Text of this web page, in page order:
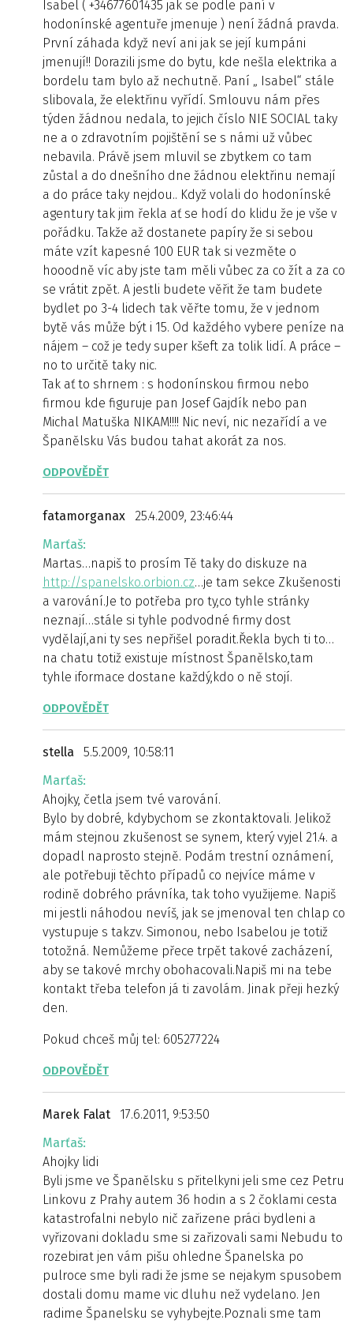
Isabel ( +34677601435 jak se podle paní v
hodonínské agentuře jmenuje ) není žádná pravda.
První záhada když neví ani jak se její kumpáni
jmenují!! Dorazili jsme do bytu, kde nešla elektrika a
bordelu tam bylo až nechutně. Paní „ Isabel“ stále
slibovala, že elektřinu vyřídí. Smlouvu nám přes
týden žádnou nedala, to jejich číslo NIE SOCIAL taky
ne a o zdravotním pojištění se s námi už vůbec
nebavila. Právě jsem mluvil se zbytkem co tam
zůstal a do dnešního dne žádnou elektřinu nemají
a do práce taky nejdou.. Když volali do hodonínské
agentury tak jim řekla ať se hodí do klidu že je vše v
pořádku. Takže až dostanete papíry že si sebou
máte vzít kapesné 100 EUR tak si vezměte o
hooodně víc aby jste tam měli vůbec za co žít a za co
se vrátit zpět. A jestli budete věřit že tam budete
bydlet po 3-4 lidech tak věřte tomu, že v jednom
bytě vás může být i 15. Od každého vybere peníze na
nájem – což je tedy super kšeft za tolik lidí. A práce –
no to určitě taky nic.
Tak ať to shrnem : s hodonínskou firmou nebo
firmou kde figuruje pan Josef Gajdík nebo pan
Michal Matuška NIKAM!!!! Nic neví, nic nezařídí a ve
Španělsku Vás budou tahat akorát za nos.
ODPOVĚDĚT
fatamorganax
25.4.2009, 23:46:44
Marťaš:
Martas…napiš to prosím Tě taky do diskuze na
http://spanelsko.orbion.cz…je tam sekce Zkušenosti
a varování.Je to potřeba pro ty,co tyhle stránky
neznají…stále si tyhle podvodné firmy dost
vydělají,ani ty ses nepřišel poradit.Řekla bych ti to…
na chatu totiž existuje místnost Španělsko,tam
tyhle iformace dostane každý,kdo o ně stojí.
ODPOVĚDĚT
stella
5.5.2009, 10:58:11
Marťaš:
Ahojky, četla jsem tvé varování.
Bylo by dobré, kdybychom se zkontaktovali. Jelikož
mám stejnou zkušenost se synem, který vyjel 21.4. a
dopadl naprosto stejně. Podám trestní oznámení,
ale potřebuji těchto případů co nejvíce máme v
rodině dobrého právníka, tak toho využijeme. Napiš
mi jestli náhodou nevíš, jak se jmenoval ten chlap co
vystupuje s takzv. Simonou, nebo Isabelou je totiž
totožná. Nemůžeme přece trpět takové zacházení,
aby se takové mrchy obohacovali.Napiš mi na tebe
kontakt třeba telefon já ti zavolám. Jinak přeji hezký
den.
Pokud chceš můj tel: 605277224
ODPOVĚDĚT
Marek Falat
17.6.2011, 9:53:50
Marťaš:
Ahojky lidi
Byli jsme ve Španělsku s přitelkyni jeli sme cez Petru
Linkovu z Prahy autem 36 hodin a s 2 čoklami cesta
katastrofalni nebylo nič zařizene práci bydleni a
vyřizovani dokladu sme si zařizovali sami Nebudu to
rozebirat jen vám pišu ohledne Španelska po
pulroce sme byli radi že jsme se nejakym spusobem
dostali domu mame vic dluhu než vydelano. Jen
radime Španelsku se vyhybejte.Poznali sme tam